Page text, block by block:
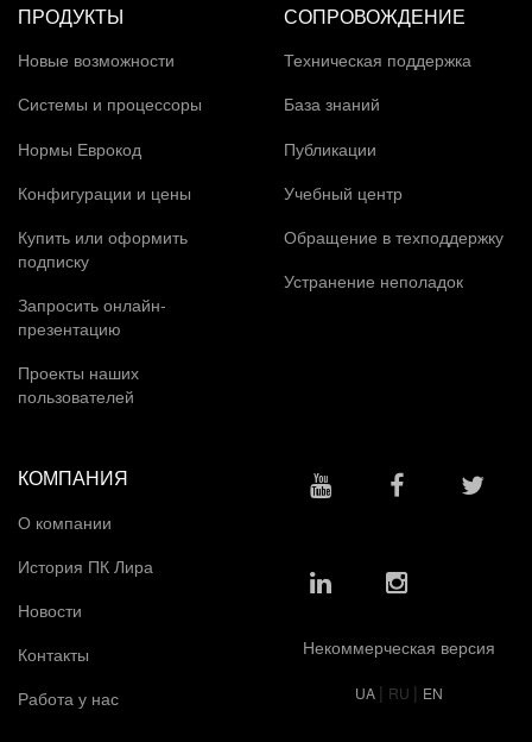
ПРОДУКТЫ
Новые возможности
Системы и процессоры
Нормы Еврокод
Конфигурации и цены
Купить или оформить
подписку
Запросить онлайн-
презентацию
Проекты наших
пользователей
СОПРОВОЖДЕНИЕ
Техническая поддержка
База знаний
Публикации
Учебный центр
Обращение в техподдержку
Устранение неполадок
КОМПАНИЯ
О компании
История ПК Лира
Новости
Контакты
Работа у нас
Некоммерческая версия
UA | RU | EN